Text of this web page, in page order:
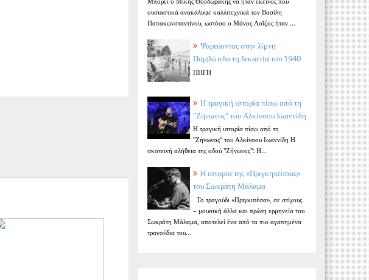
ουσιαστικά ανακάλυψε καλλιτεχνικά τον Βασίλη
Παπακωνσταντίνου, ωστόσο ο Μάνος Λοΐζος ήταν ...
Ψαρεύοντας στην λίμνη
Παμβώτιδα τη δεκαετία του 1940
ΠΗΓΗ
Η τραγική ιστορία πίσω από τη
"Ζήνωνος" του Αλκίνοου Ιωαννίδη
Η τραγική ιστορία πίσω από τη
"Ζήνωνος" του Αλκίνοου Ιωαννίδη Η
σκοτεινή αλήθεια της οδού "Ζήνωνος": Η...
Η ιστορία της «Πριγκηπέσσας»
του Σωκράτη Μάλαμα
Το τραγούδι «Πριγκιπέσα», σε στίχους
– μουσική άλλα και πρώτη ερμηνεία του
Σωκράτη Μάλαμα, αποτελεί ένα από τα πιο αγαπημένα
τραγούδια του...